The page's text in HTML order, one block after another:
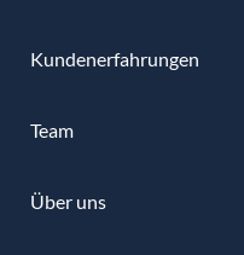
Kundenerfahrungen
Team
Über uns